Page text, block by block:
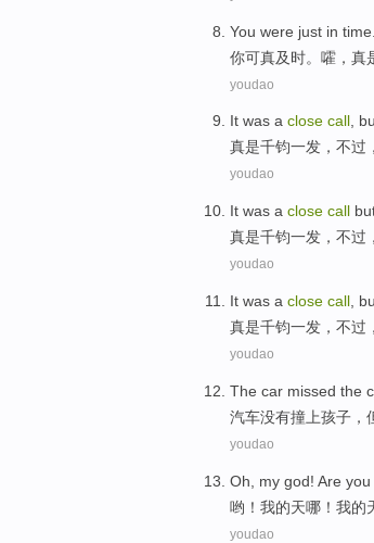
You were just in time
你可真及时。 嚯 ， 真
youdao
It was a close call,
真是千钧一发 ， 不过
youdao
It was a close call
真是千钧一发， 不过
youdao
It was a close call
真是千钧一发 ， 不过
youdao
The car missed the
汽车没有撞上孩子 ，
youdao
Oh my god! Are
哟 ！ 我的天哪！我的
youdao